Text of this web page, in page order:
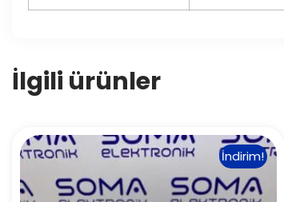
İlgili ürünler
İndirim!